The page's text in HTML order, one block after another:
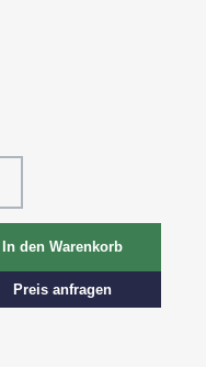
In den Warenkorb
Preis anfragen